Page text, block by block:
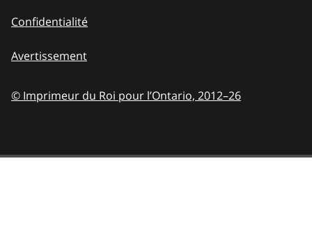
Confidentialité
Avertissement
© Imprimeur du Roi pour l’Ontario, 2012–26